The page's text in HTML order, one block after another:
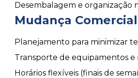
Desembalagem e organização
Mudança Comercial
Planejamento para minimizar
Transporte de equipamentos e
Horários flexíveis (finais de